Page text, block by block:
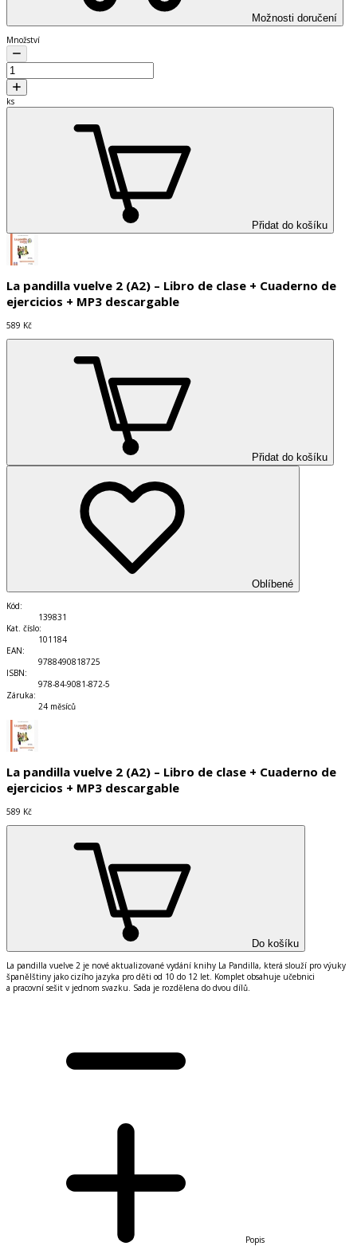
Možnosti doručení
Množství
ks
Přidat do košíku
La pandilla vuelve 2 (A2) – Libro de clase + Cuaderno de
ejercicios + MP3 descargable
589 Kč
Přidat do košíku
Oblíbené
Kód:
139831
Kat. číslo:
101184
EAN:
9788490818725
ISBN:
978-84-9081-872-5
Záruka:
24 měsíců
La pandilla vuelve 2 (A2) – Libro de clase + Cuaderno de
ejercicios + MP3 descargable
589 Kč
Do košíku
La pandilla vuelve 2 je nové aktualizované vydání knihy La Pandilla, která slouží pro výuky
španělštiny jako cizího jazyka pro děti od 10 do 12 let. Komplet obsahuje učebnici
a pracovní sešit v jednom svazku. Sada je rozdělena do dvou dílů.
Popis